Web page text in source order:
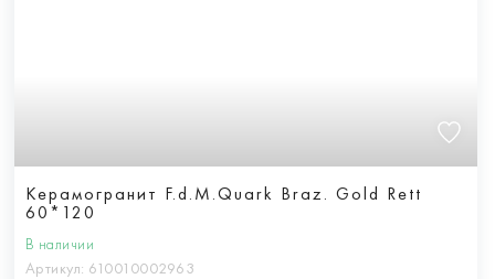
Керамогранит F.d.M.Quark Braz. Gold Rett
60*120
В наличии
Артикул: 610010002963